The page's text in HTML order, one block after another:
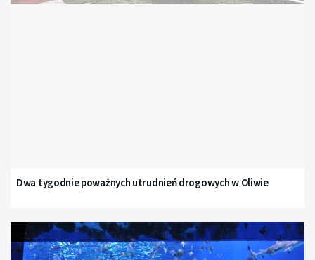
Dwa tygodnie poważnych utrudnień drogowych w Oliwie